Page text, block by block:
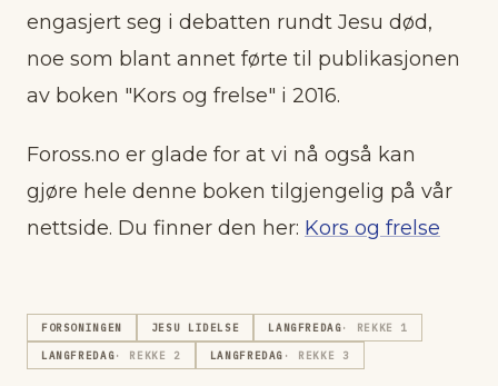
engasjert seg i debatten rundt Jesu død,
noe som blant annet førte til publikasjonen
av boken "Kors og frelse" i 2016.
Foross.no er glade for at vi nå også kan
gjøre hele denne boken tilgjengelig på vår
nettside. Du finner den her: Kors og frelse
FORSONINGEN JESU LIDELSE LANGFREDAG· REKKE 1
LANGFREDAG· REKKE 2 LANGFREDAG · REKKE 3